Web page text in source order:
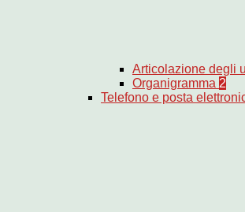
Articolazione degli
Organigramma 2
Telefono e posta